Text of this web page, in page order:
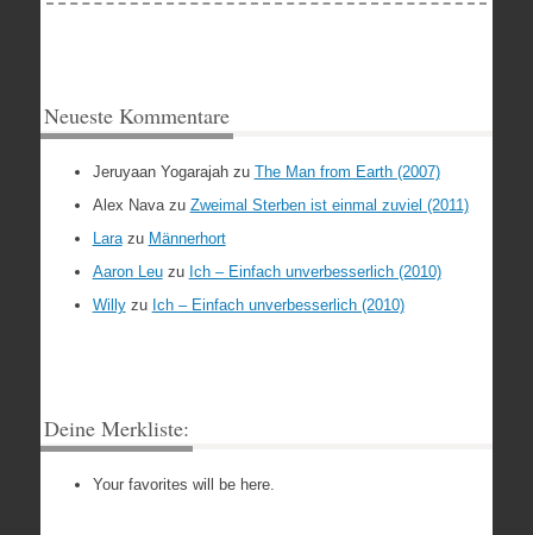
Neueste Kommentare
Jeruyaan Yogarajahzu The Man from Earth (2007)
Alex Navazu Zweimal Sterben ist einmal zuviel (2011)
Larazu Männerhort
Aaron Leuzu Ich – Einfach unverbesserlich (2010)
Willyzu Ich – Einfach unverbesserlich (2010)
Deine Merkliste:
Your favorites will be here.